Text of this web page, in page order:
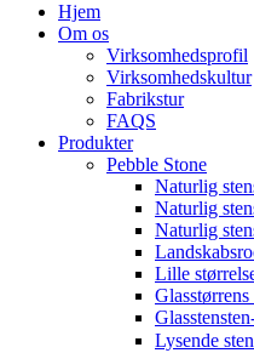
Hjem
Om os
Virksomhedsprofil
Virksomhedskultur
Fabrikstur
FAQS
Produkter
Pebble Stone
Naturlig
Naturlig
Naturlig
Lille
Glasstørrens
Lysende